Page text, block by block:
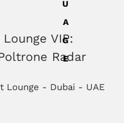
VIP:
Radar
Lounge - Dubai - UAE